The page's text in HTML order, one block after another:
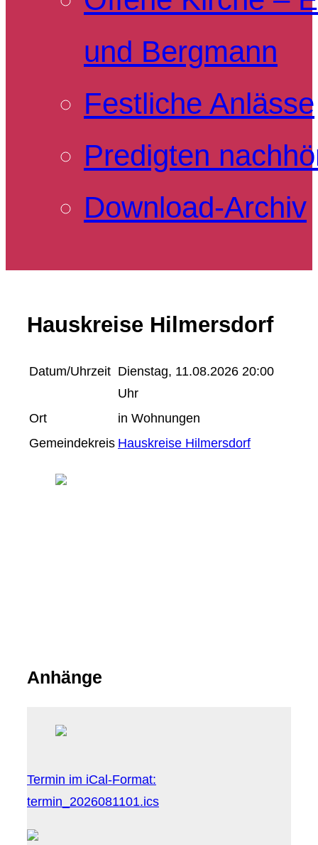
und Bergmann
Festliche Anlässe
Predigten
Download-Archiv
Hauskreise Hilmersdorf
Datum/Uhrzeit Dienstag, 11.08.2026 20:00
Uhr
Ort
in Wohnungen
Gemeindekreis Hauskreise Hilmersdorf
Anhänge
Termin im iCal-Format:
termin_2026081101.ics